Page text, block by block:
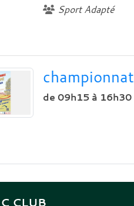
Sport Adapté
de 09h15 à 16h30
CLUB